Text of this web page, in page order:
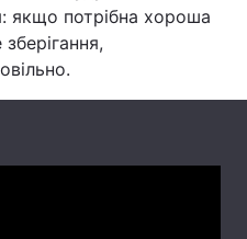
Думки
якщо потрібна хороша